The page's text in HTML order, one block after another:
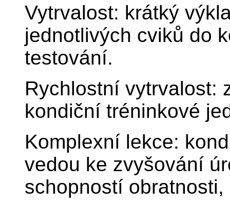
Vytrvalost: krátký
jednotlivých cviků do
testování.
Rychlostní vytrvalost:
kondiční tréninkové
Komplexní lekce:
vedou ke zvyšování
schopností